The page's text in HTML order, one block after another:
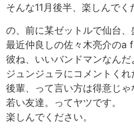
そんな11月後半、楽しんでく
の、前に某ゼットルで仙台、
最近仲良しの佐々木亮介のa
彼ね、いいバンドマンなんだ
ジュンジュラにコメントくれ
後輩、って言い方は得意じゃ
若い友達。ってヤツです。
楽しんでください。